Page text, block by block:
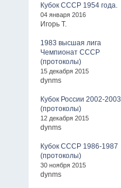
Кубок СССР 1954 года.
04 января 2016
Игорь Т.
1983 высшая лига
Чемпионат СССР
(протоколы)
15 декабря 2015
dynms
Кубок России 2002-2003
(протоколы)
12 декабря 2015
dynms
Кубок СССР 1986-1987
(протоколы)
30 ноября 2015
dynms